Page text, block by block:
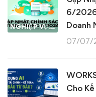
NGHIỆP VỤ KẾ TOÁN & THUẾ
6/
Doanh
07/07/
Cho